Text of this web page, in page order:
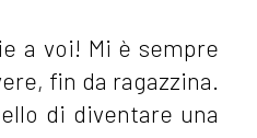
a voi! Mi è sempre
fin da ragazzina.
di diventare una